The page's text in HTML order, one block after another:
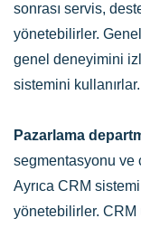
sonrası servis,
yönetebilirler.
genel deneyimini
sistemini kullanırlar.
Pazarlama
segmentasyonu ve
Ayrıca CRM
yönetebilirler.